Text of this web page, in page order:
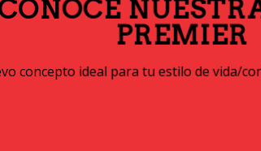
PREMIER
concepto ideal para tu estilo de vida/